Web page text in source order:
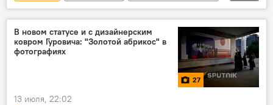
Общество
Культура Фото
В новом статусе и с дизайнерским
ковром Гуровича: "Золотой абрикос" в
фотографиях
27
13 июля, 22:02